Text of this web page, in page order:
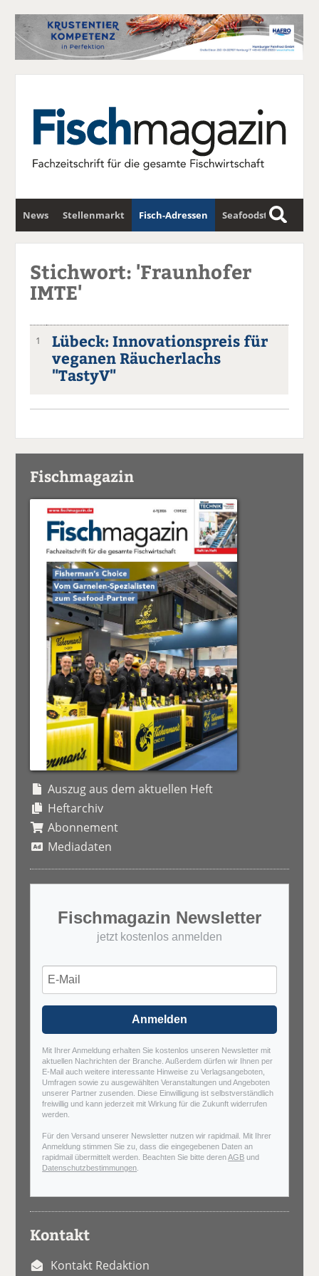
News Stellenmarkt Fisch-Adressen Seafoodstar
Fischwirtschafts-Gipfel Newsletter
S
u
Stichwort: 'Fraunhofer
IMTE'
1
Lübeck: Innovationspreis für
veganen Räucherlachs
"TastyV"
Fischmagazin
Auszug aus dem aktuellen Heft
Heftarchiv
Abonnement
Mediadaten
Fischmagazin Newsletter
jetzt kostenlos anmelden
Anmelden
Mit Ihrer Anmeldung erhalten Sie kostenlos unseren Newsletter mit
aktuellen Nachrichten der Branche. Außerdem dürfen wir Ihnen per
E-Mail auch weitere interessante Hinweise zu Verlagsangeboten,
Umfragen sowie zu ausgewählten Veranstaltungen und Angeboten
unserer Partner zusenden. Diese Einwilligung ist selbstverständlich
freiwillig und kann jederzeit mit Wirkung für die Zukunft widerrufen
werden.
Für den Versand unserer Newsletter nutzen wir rapidmail. Mit Ihrer
Anmeldung stimmen Sie zu, dass die eingegebenen Daten an
rapidmail übermittelt werden. Beachten Sie bitte derenAGB und
Datenschutzbestimmungen
Kontakt
Kontakt Redaktion